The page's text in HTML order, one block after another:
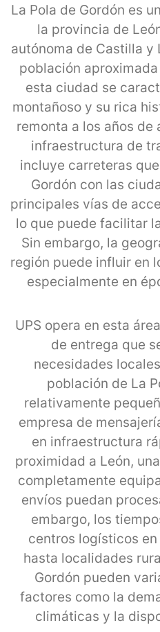
La Pola de Gordón es
la provincia de
autónoma de Castilla y
población
esta ciudad se
montañoso y su rica
remonta a los años de
infraestructura de
incluye carreteras
Gordón con las
principales vías de
lo que puede facilitar
Sin embargo, la
región puede influir en
especialmente en
UPS opera en esta
de entrega que
necesidades
población de La
relativamente
empresa de
en infraestructura
proximidad a León,
completamente
envíos puedan
embargo, los
centros logísticos
hasta localidades
Gordón pueden
factores como la
climáticas y la